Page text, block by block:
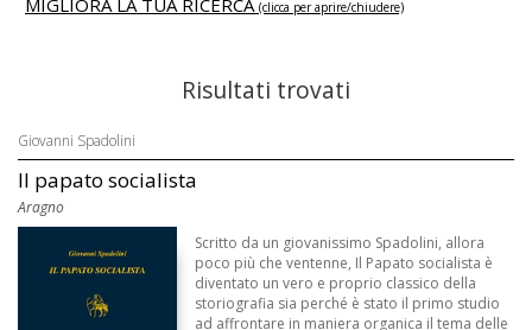
MIGLIORA LA TUA RICERCA (clicca per aprire/chiudere)
Risultati trovati
Giovanni Spadolini
Il papato socialista
Aragno
Scritto da un giovanissimo Spadolini, allora
poco più che ventenne, Il Papato socialista è
diventato un vero e proprio classico della
storiografia sia perché è stato il primo studio
ad affrontare in maniera organica il tema delle